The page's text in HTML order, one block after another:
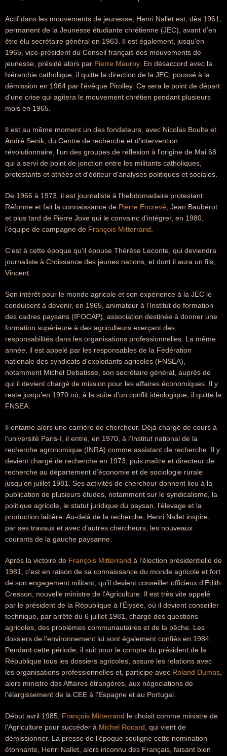
Actif dans les mouvements de jeunesse, Henri Nallet est, dès 1961,
permanent de la Jeunesse étudiante chrétienne (JEC), avant d’en
être élu secrétaire général en 1963. Il est également, jusqu'en
1965, vice-président du Conseil français des mouvements de
jeunesse, présidé alors par Pierre Mauroy. En désaccord avec la
hiérarchie catholique, il quitte la direction de la JEC, poussé à la
démission en 1964 par l'évêque Pirolley. Ce sera le point de départ
d'une crise qui agitera le mouvement chrétien pendant plusieurs
mois en 1965.
Il est au même moment un des fondateurs, avec Nicolas Boulte et
André Senik, du Centre de recherche et d'intervention
révolutionnaire, l'un des groupes de réflexion à l'origine de Mai 68
qui a servi de point de jonction entre les militants catholiques,
protestants et athées et d'éditeur d'analyses politiques et sociales.
De 1966 à 1973, il est journaliste à l'hebdomadaire protestant
Réforme et fait la connaissance de Pierre Encrevé , Jean Baubérot
et plus tard de Pierre Joxe qui le convainc d’intégrer, en 1980,
l’équipe de campagne de François Mitterrand
C’est à cette époque qu’il épouse Thérèse Leconte, qui deviendra
journaliste à Croissance des jeunes nations, et dont il aura un fils,
Vincent.
Son intérêt pour le monde agricole et son expérience à la JEC le
conduisent à devenir, en 1965, animateur à l’Institut de formation
des cadres paysans (IFOCAP), association destinée à donner une
formation supérieure à des agriculteurs exerçant des
responsabilités dans les organisations professionnelles. La même
année, il est appelé par les responsables de la Fédération
nationale des syndicats d'exploitants agricoles (FNSEA),
notamment Michel Debatisse, son secrétaire général, auprès de
qui il devient chargé de mission pour les affaires économiques. Il y
reste jusqu’en 1970 où, à la suite d'un conflit idéologique, il quitte la
FNSEA.
Il entame alors une carrière de chercheur. Déjà chargé de cours à
l’université Paris-I, il entre, en 1970, à l’Institut national de la
recherche agronomique (INRA) comme assistant de recherche. Il y
devient chargé de recherche en 1973, puis maître et directeur de
recherche au département d’économie et de sociologie rurale
jusqu’en juillet 1981. Ses activités de chercheur donnent lieu à la
publication de plusieurs études, notamment sur le syndicalisme, la
politique agricole, le statut juridique du paysan, l’élevage et la
production laitière. Au-delà de la recherche, Henri Nallet inspire,
par ses travaux et avec d’autres chercheurs, les nouveaux
courants de la gauche paysanne.
Après la victoire de François Mitterrand à l’élection présidentielle de
1981, c’est en raison de sa connaissance du monde agricole et fort
de son engagement militant, qu'il devient conseiller officieux d'Édith
Cresson, nouvelle ministre de l’Agriculture. Il est très vite appelé
par le président de la République à l'Élysée, où il devient conseiller
technique, par arrêté du 6 juillet 1981, chargé des questions
agricoles, des problèmes communautaires et de la pêche. Les
dossiers de l’environnement lui sont également confiés en 1984.
Pendant cette période, il suit pour le compte du président de la
République tous les dossiers agricoles, assure les relations avec
les organisations professionnelles et, participe avec Roland Dumas
alors ministre des Affaires étrangères, aux négociations de
l'élargissement de la CEE à l'Espagne et au Portugal.
Début avril 1985, François Mitterrand le choisit comme ministre de
l'Agriculture pour succéder à Michel Rocard , qui vient de
démissionner. La presse de l’époque souligne cette nomination
étonnante, Henri Nallet, alors inconnu des Français, faisant bien